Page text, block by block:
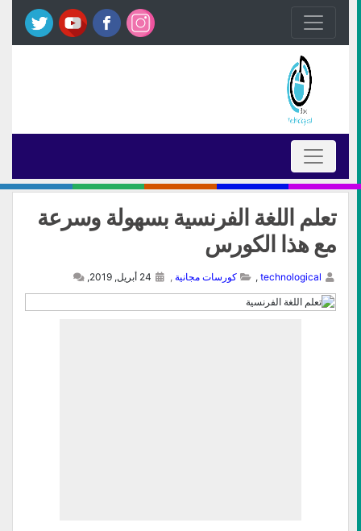
تعلم اللغة الفرنسية بسهولة وسرعة
مع هذا الكورس
technological
, كورسات مجانية ,